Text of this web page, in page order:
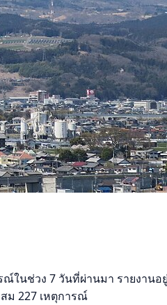
ในช่วง 7 วันที่ผ่านมา รายงาน
ม 227 เหตุการณ์